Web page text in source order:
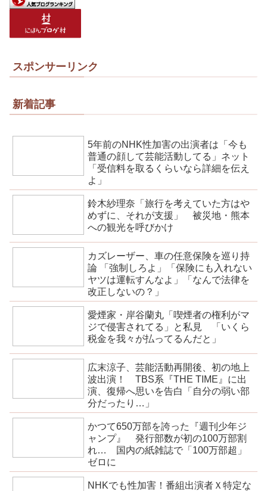
スポンサーリンク
新着記事
5年前のNHK性加害の出演者は「今も
普通の顔して芸能活動してる」ネット
「受信料を取るくらいなら詳細を伝え
よ」
鈴木紗理奈「旅行を考えていた方はや
めずに、それが支援」 被災地・熊本
への観光を呼びかけ
カズレーザー、車の任意保険を巡り持
論 「強制しろよ」「保険にも入れない
ヤツは運転すんなよ」「なんで法律を
改正しないの？」
愛煙家・岸谷蘭丸「喫煙者の権利がマ
ジで侵害されてる」と私見 「いくら
税金を我々が払ってるんだと」
広末涼子、芸能活動再開後、初の地上
波出演！ TBS系『THE TIME』に出
演、復帰へ思いを告白「自分の弱い部
分だったり…」
かつて650万部を誇った『週刊少年ジ
ャンプ』 発行部数が初の100万部割
れ… 国内の紙雑誌で「100万部超」
ゼロに
NHKでも性加害！番組出演者Ｘ特定な